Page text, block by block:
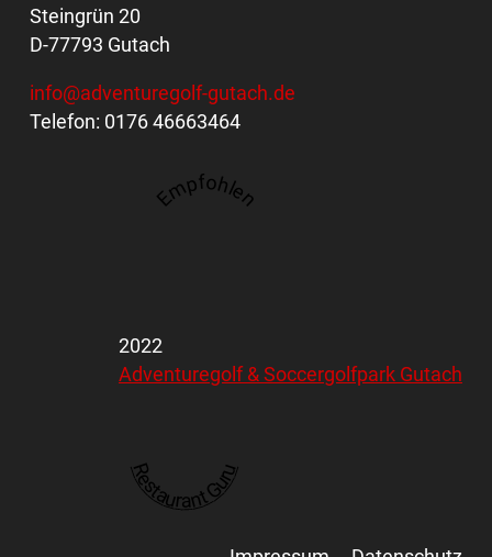
Steingrün 20
D-77793 Gutach
info@adventuregolf-gutach.de
Telefon: 0176 46663464
Empfohlen
2022
Adventuregolf & Soccergolfpark Gutach
Restaurant Guru